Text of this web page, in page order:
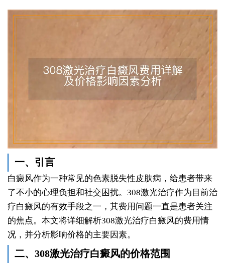
一、引言
白癜风作为一种常见的色素脱失性皮肤病，给患者带来
了不小的心理负担和社交困扰。308激光治疗作为目前治
疗白癜风的有效手段之一，其费用问题一直是患者关注
的焦点。本文将详细解析308激光治疗白癜风的费用情
况，并分析影响价格的主要因素。
二、308激光治疗白癜风的价格范围